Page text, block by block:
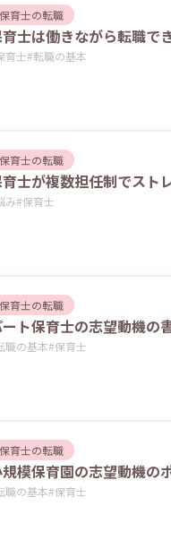
保育士の転職
士は働きながら転職で
育士#転職の基本
保育士の転職
士が複数担任制でスト
み#保育士
保育士の転職
ト保育士の志望動機の
職の基本#保育士
保育士の転職
模保育園の志望動機の
職の基本#保育士